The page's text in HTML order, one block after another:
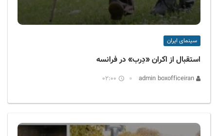
سینمای ایران
استقبال از اکران «دِرب» در فرانسه
02:00